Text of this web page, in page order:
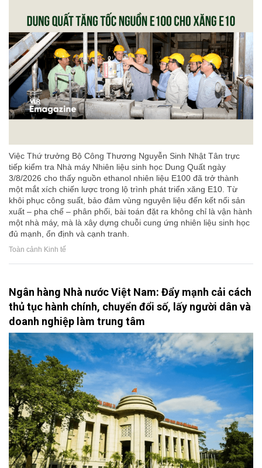
Việc Thứ trưởng Bộ Công Thương Nguyễn Sinh Nhật Tân trực
tiếp kiểm tra Nhà máy Nhiên liệu sinh học Dung Quất ngày
3/8/2026 cho thấy nguồn ethanol nhiên liệu E100 đã trở thành
một mắt xích chiến lược trong lộ trình phát triển xăng E10. Từ
khôi phục công suất, bảo đảm vùng nguyên liệu đến kết nối sản
xuất – pha chế – phân phối, bài toán đặt ra không chỉ là vận hành
một nhà máy, mà là xây dựng chuỗi cung ứng nhiên liệu sinh học
đủ mạnh, ổn định và cạnh tranh.
Toàn cảnh Kinh tế
Ngân hàng Nhà nước Việt Nam: Đẩy mạnh cải cách
thủ tục hành chính, chuyển đổi số, lấy người dân và
doanh nghiệp làm trung tâm